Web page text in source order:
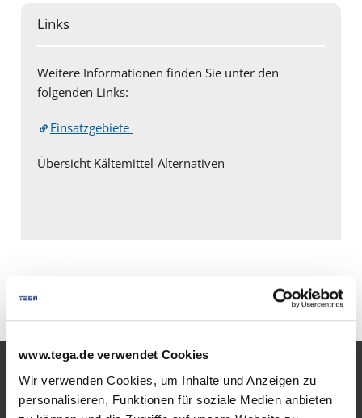
www.tega.de verwendet Cookies
Wir verwenden Cookies, um Inhalte und Anzeigen zu
personalisieren, Funktionen für soziale Medien anbieten
Links
Weitere Informationen finden Sie unter den
folgenden Links:
Einsatzgebiete
Übersicht Kältemittel-Alternativen
* ohne Gewähr
Produkte